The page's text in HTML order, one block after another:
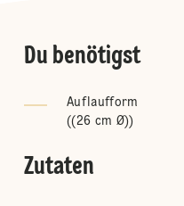
Du benötigst
Auflaufform
((26 cm Ø))
Zutaten